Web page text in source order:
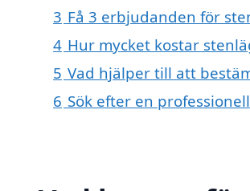
3 Få 3 erbjudanden för
4 Hur mycket kostar
5 Vad hjälper till att
6 Sök efter en